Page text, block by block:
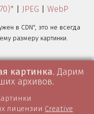
| JPEG | WebP
в CDN", это не всегда
размеру картинки.
картинка. Дарим
архивов.
лицензии Creative